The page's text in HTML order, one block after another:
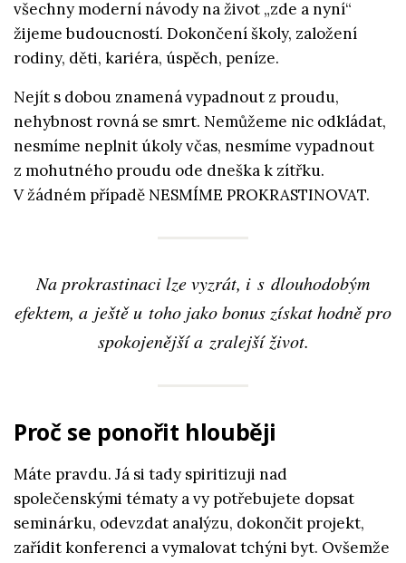
všechny moderní návody na život „zde a nyní“
žijeme budoucností. Dokončení školy, založení
rodiny, děti, kariéra, úspěch, peníze.
Nejít s dobou znamená vypadnout z proudu,
nehybnost rovná se smrt. Nemůžeme nic odkládat,
nesmíme neplnit úkoly včas, nesmíme vypadnout
z mohutného proudu ode dneška k zítřku.
V žádném případě NESMÍME PROKRASTINOVAT.
Na prokrastinaci lze vyzrát, i s dlouhodobým
efektem, a ještě u toho jako bonus získat hodně pro
spokojenější a zralejší život.
Proč se ponořit hlouběji
Máte pravdu. Já si tady spiritizuji nad
společenskými tématy a vy potřebujete dopsat
seminárku, odevzdat analýzu, dokončit projekt,
zařídit konferenci a vymalovat tchýni byt. Ovšemže